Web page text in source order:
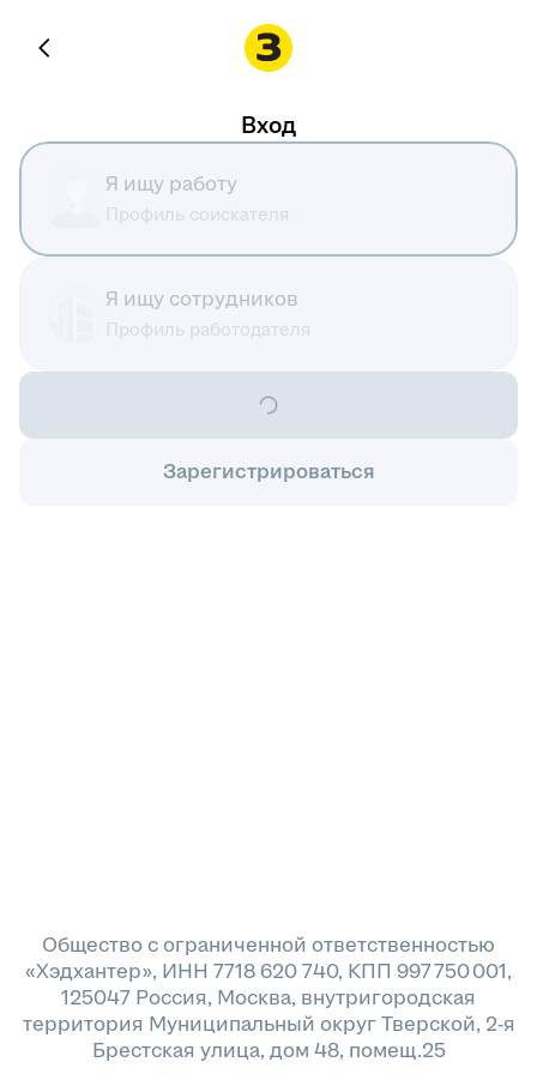
Вход
Я ищу работу
Профиль соискателя
Я ищу сотрудников
Профиль работодателя
Зарегистрироваться
Общество с ограниченной ответственностью
«Хэдхантер», ИНН 7718 620 740, КПП 997 750 001,
125047 Россия, Москва, внутригородская
территория Муниципальный округ Тверской, 2-я
Брестская улица, дом 48, помещ.25